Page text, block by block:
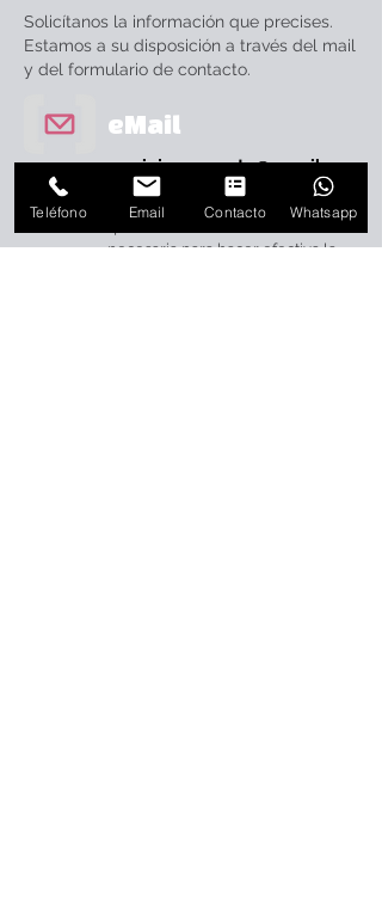
Solicítanos la información que precises.
Estamos a su disposición a través del mail
y del formulario de contacto.
eMail
mariajose.acento@gmail.com
Solicita por correo la información
necesaria para hacer efectiva la
Teléfono Email Contacto Whatsapp